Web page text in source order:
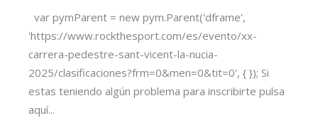
var pymParent = new pym.Parent('dframe',
'https://www.rockthesport.com/es/evento/xx-
carrera-pedestre-sant-vicent-la-nucia-
2025/clasificaciones?frm=0&men=0&tit=0', { }); Si
estas teniendo algún problema para inscribirte pulsa
aquí